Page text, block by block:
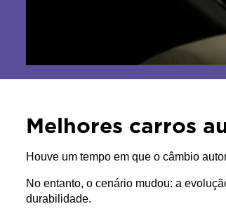
Melhores carros
Houve um tempo em que o câmbio
No entanto, o cenário mudou: a
durabilidade.